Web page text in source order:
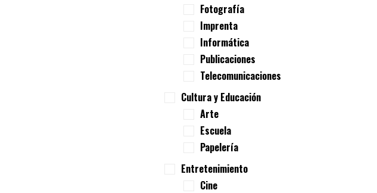
Fotografía
Imprenta
Informática
Publicaciones
Telecomunicaciones
Cultura y Educación
Arte
Escuela
Papelería
Entretenimiento
Cine